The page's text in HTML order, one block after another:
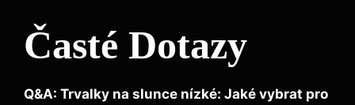
Časté Dotazy
Q&A: Trvalky na slunce nízké: Jaké vybrat pro